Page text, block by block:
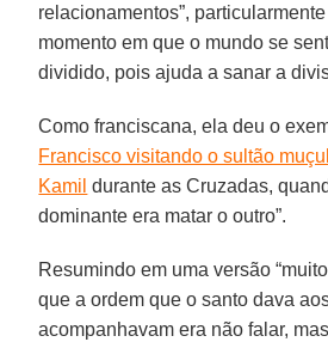
relacionamentos”,
momento em que o mundo se
dividido, pois ajuda a sanar a
Como franciscana, ela deu o
Francisco visitando o sultão
Kamil durante as Cruzadas,
dominante era matar o outro”.
Resumindo em uma versão
que a ordem que o santo dava
acompanhavam era não falar,